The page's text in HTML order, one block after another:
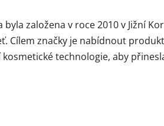
byla založena v roce 2010 v Jižní
Cílem značky je nabídnout
technologie, aby